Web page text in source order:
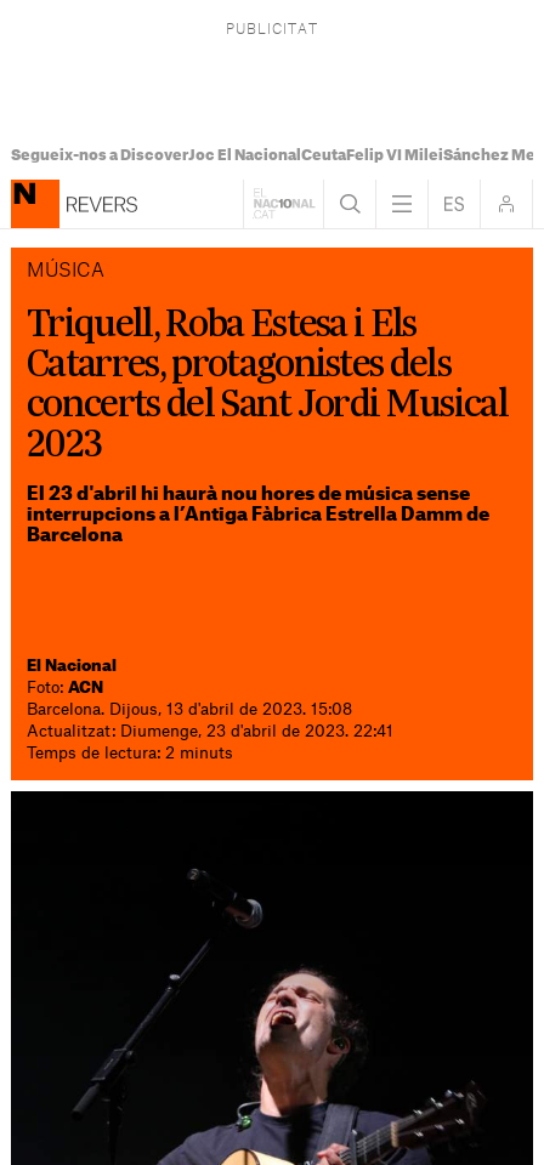
Segueix-nos a DiscoverJoc El Nacional CeutaFelip VI MileiSánchez
MÚSICA
Triquell, Roba Estesa i Els
Catarres, protagonistes dels
concerts del Sant Jordi Musical
2023
El 23 d'abril hi haurà nou hores de música sense
interrupcions a l’Antiga Fàbrica Estrella Damm de
Barcelona
El Nacional
Foto:ACN
Barcelona. Dijous, 13 d'abril de 2023. 15:08
Actualitzat: Diumenge, 23 d'abril de 2023. 22:41
Temps de lectura: 2 minuts